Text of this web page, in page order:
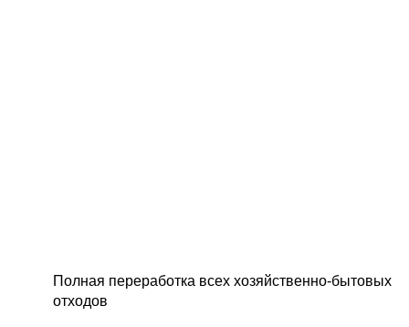
Полная переработка всех хозяйственно-бытовых
отходов